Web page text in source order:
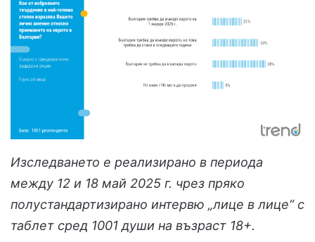
Изследването е реализирано в периода
между 12 и 18 май 2025 г. чрез пряко
полустандартизирано интервю „лице в лице“ с
таблет сред 1001 души на възраст 18+.